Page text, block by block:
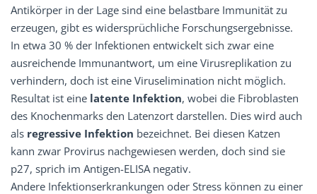
Antikörper in der Lage sind eine belastbare Immunität zu
erzeugen, gibt es widersprüchliche Forschungsergebnisse.
In etwa 30 % der Infektionen entwickelt sich zwar eine
ausreichende Immunantwort, um eine Virusreplikation zu
verhindern, doch ist eine Viruselimination nicht möglich.
Resultat ist eine latente Infektion, wobei die Fibroblasten
des Knochenmarks den Latenzort darstellen. Dies wird auch
als regressive Infektion bezeichnet. Bei diesen Katzen
kann zwar Provirus nachgewiesen werden, doch sind sie
p27, sprich im Antigen-ELISA negativ.
Andere Infektionserkrankungen oder Stress können zu einer